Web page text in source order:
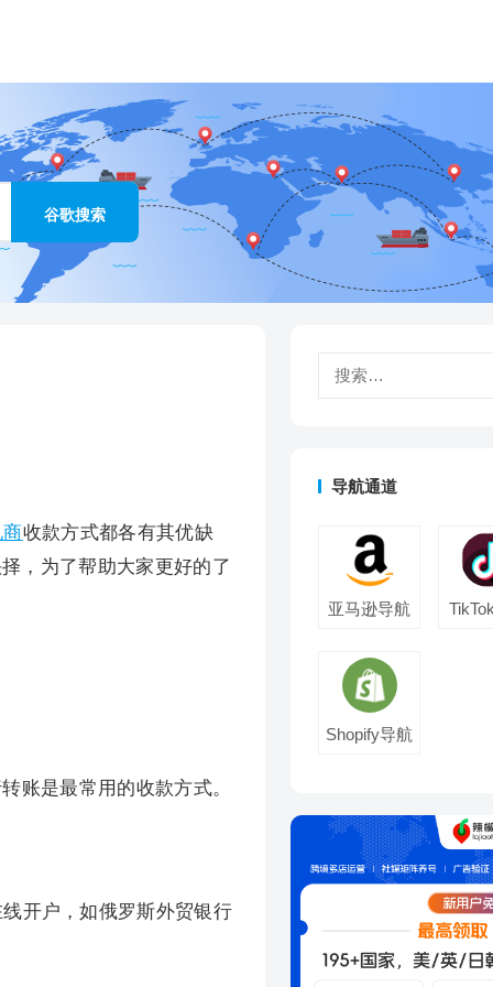
收款方式都各有其优缺
，为了帮助大家更好的了
账是最常用的收款方式。
开户，如俄罗斯外贸银行
导航通道
亚马逊导航
Shopify导航